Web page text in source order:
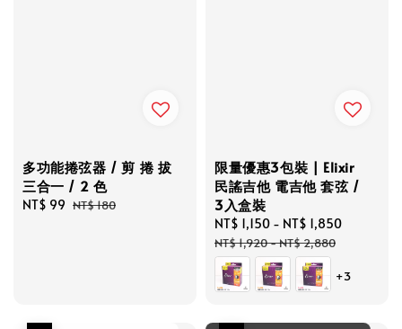
多功能捲弦器 / 剪 捲 拔
三合一 / 2 色
Sale
NT$ 99 Regular
NT$ 180
限量優惠3包裝 | Elixir
民謠吉他 電吉他 套弦 /
3入盒裝
Sale
price
NT$ 1,150 - NT$ 1,850
NT$ 1,920-NT$ 2,880
+3